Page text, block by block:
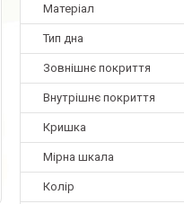
Матеріал
Тип дна
Зовнішнє покриття
Внутрішнє покриття
Кришка
Мірна шкала
Колір